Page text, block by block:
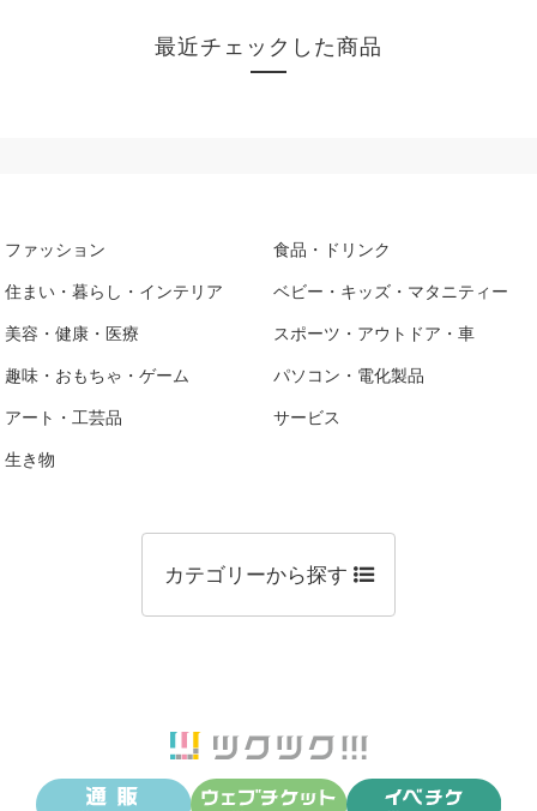
最近チェックした商品
ファッション 食品・ドリンク
住まい・暮らし・インテリア ベビー・キッズ・マタニティー
美容・健康・医療 スポーツ・アウトドア・車
趣味・おもちゃ・ゲーム パソコン・電化製品
アート・工芸品 サービス
生き物
カテゴリーから探す